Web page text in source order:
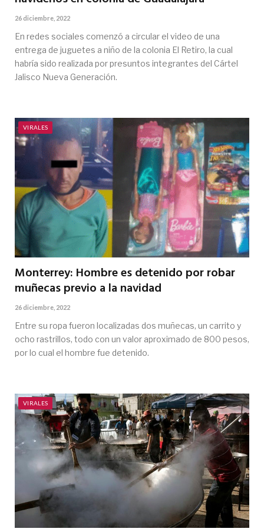
26 diciembre, 2022
En redes sociales comenzó a circular el video de una
entrega de juguetes a niño de la colonia El Retiro, la cual
habría sido realizada por presuntos integrantes del Cártel
Jalisco Nueva Generación.
VIRALES
Monterrey: Hombre es detenido por robar
muñecas previo a la navidad
26 diciembre, 2022
Entre su ropa fueron localizadas dos muñecas, un carrito y
ocho rastrillos, todo con un valor aproximado de 800 pesos,
por lo cual el hombre fue detenido.
VIRALES